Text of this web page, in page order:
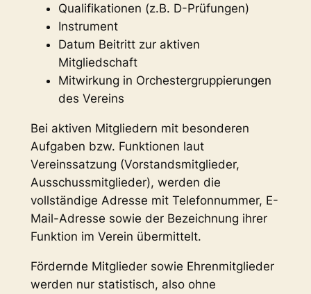
Qualifikationen (z.B. D-Prüfungen)
Instrument
Datum Beitritt zur aktiven
Mitgliedschaft
Mitwirkung in Orchestergruppierungen
des Vereins
Bei aktiven Mitgliedern mit besonderen
Aufgaben bzw. Funktionen laut
Vereinssatzung (Vorstandsmitglieder,
Ausschussmitglieder), werden die
vollständige Adresse mit Telefonnummer, E-
Mail-Adresse sowie der Bezeichnung ihrer
Funktion im Verein übermittelt.
Fördernde Mitglieder sowie Ehrenmitglieder
werden nur statistisch, also ohne